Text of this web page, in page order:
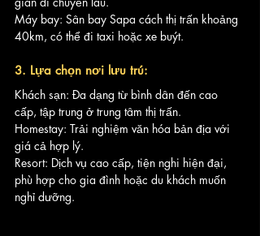
Máy bay: Sân bay Sapa cách thị trấn khoảng
40km, có thể đi taxi hoặc xe buýt.
3. Lựa chọn nơi lưu trú:
Khách sạn: Đa dạng từ bình dân đến cao
cấp, tập trung ở trung tâm thị trấn.
Homestay: Trải nghiệm văn hóa bản địa với
giá cả hợp lý.
Resort: Dịch vụ cao cấp, tiện nghi hiện đại,
phù hợp cho gia đình hoặc du khách muốn
nghỉ dưỡng.